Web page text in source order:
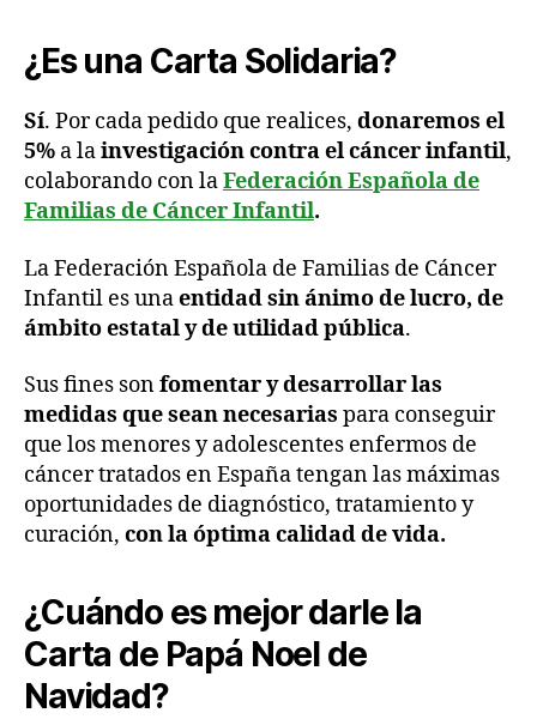
¿Es una Carta Solidaria?
Sí. Por cada pedido que realices, donaremos el
5% a lainvestigación contra el cáncer infantil,
colaborando con laFederación Española de
Familias de Cáncer Infantil.
La Federación Española de Familias de Cáncer
Infantil es unaentidad sin ánimo de lucro, de
ámbito estatal y de utilidad pública.
Sus fines sonfomentar y desarrollar las
medidas que sean necesarias para conseguir
que los menores y adolescentes enfermos de
cáncer tratados en España tengan las máximas
oportunidades de diagnóstico, tratamiento y
curación, con la óptima calidad de vida.
¿Cuándo es mejor darle la
Carta de Papá Noel de
Navidad?